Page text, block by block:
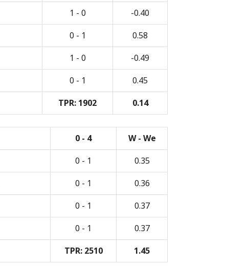
1 - 0
-0.40
0 - 1
0.58
1 - 0
-0.49
0 - 1
0.45
TPR: 1902 0.14
0 - 4
W - We
0 - 1
0.35
0 - 1
0.36
0 - 1
0.37
0 - 1
0.37
TPR: 2510 1.45